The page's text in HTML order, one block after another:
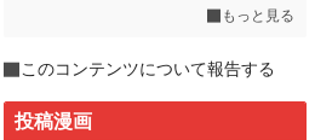
もっと見る
このコンテンツについて報告する
投稿漫画